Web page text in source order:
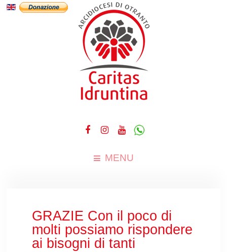
MENU
GRAZIE Con il poco di
molti possiamo rispondere
ai bisogni di tanti